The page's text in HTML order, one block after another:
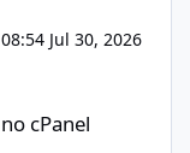
Jul 30, 2026
cPanel